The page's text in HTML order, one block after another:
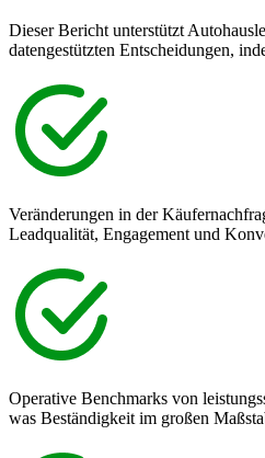
Dieser Bericht unterstützt
datengestützten Entscheidungen,
Veränderungen in der
Leadqualität, Engagement und
Operative Benchmarks von
was Beständigkeit im großen